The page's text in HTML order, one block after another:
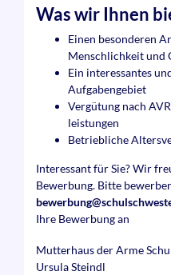
Was wir Ihnen
Einen besonderen
Menschlich­keit und
Ein interessantes
Aufgaben­gebiet
Vergütung nach
leistungen
Betriebliche
Interessant für Sie? Wir
Bewerbung. Bitte
Ihre Bewerbung an
Mutterhaus der Arme
Ursula Steindl